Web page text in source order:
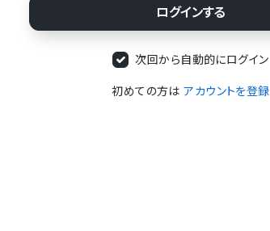
次回から自動的にログイン
初めての方はアカウントを登録